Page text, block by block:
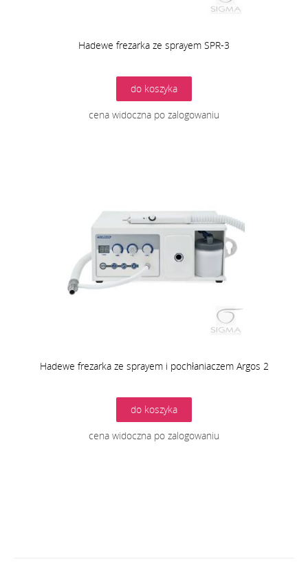
Hadewe frezarka ze sprayem SPR-3
do koszyka
cena widoczna po zalogowaniu
Hadewe frezarka ze sprayem i pochłaniaczem Argos 2
do koszyka
cena widoczna po zalogowaniu